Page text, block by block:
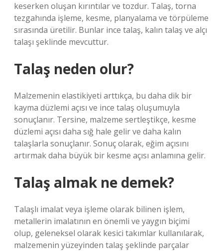
keserken oluşan kırıntılar ve tozdur. Talaş, torna
tezgahında işleme, kesme, planyalama ve törpüleme
sırasında üretilir. Bunlar ince talaş, kalın talaş ve alçı
talaşı şeklinde mevcuttur.
Talaş neden olur?
Malzemenin elastikiyeti arttıkça, bu daha dik bir
kayma düzlemi açısı ve ince talaş oluşumuyla
sonuçlanır. Tersine, malzeme sertleştikçe, kesme
düzlemi açısı daha sığ hale gelir ve daha kalın
talaşlarla sonuçlanır. Sonuç olarak, eğim açısını
artırmak daha büyük bir kesme açısı anlamına gelir.
Talaş almak ne demek?
Talaşlı imalat veya işleme olarak bilinen işlem,
metallerin imalatının en önemli ve yaygın biçimi
olup, geleneksel olarak kesici takımlar kullanılarak,
malzemenin yüzeyinden talaş şeklinde parçalar